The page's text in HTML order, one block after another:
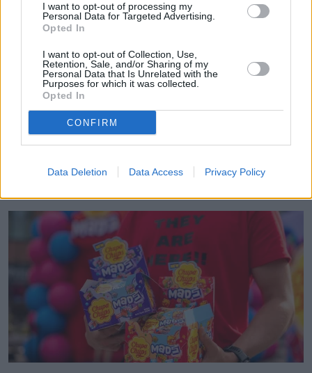
I want to opt-out of processing my
Personal Data for Targeted Advertising.
Opted In
I want to opt-out of Collection, Use,
Retention, Sale, and/or Sharing of my
Personal Data that Is Unrelated with the
Purposes for which it was collected.
Opted In
CONFIRM
Data Deletion Data Access Privacy Policy
Obserwuj